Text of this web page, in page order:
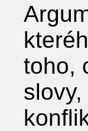
toho,